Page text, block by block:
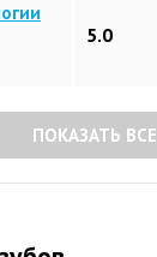
5.0
ПОКАЗАТЬ ВСЕ